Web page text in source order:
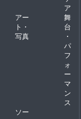
ア
アー
ト・
写真
舞
台
・
パ
フ
ォ
ー
マ
ン
ス
ソー